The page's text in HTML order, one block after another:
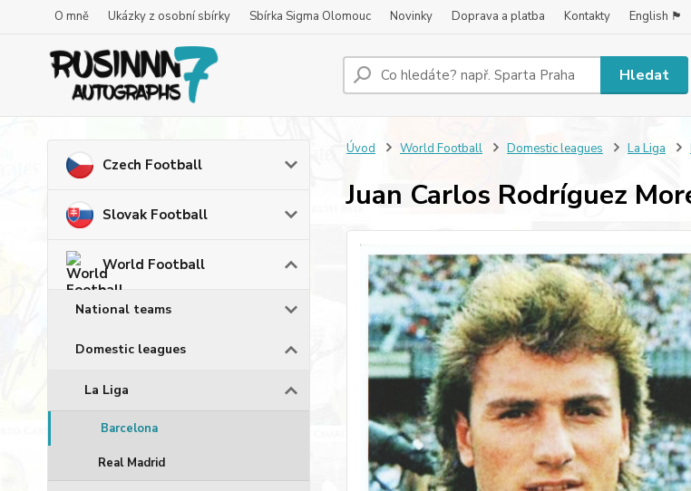
O mně Ukázky z osobní sbírky Sbírka Sigma Olomouc Novinky Doprava a platba Kontakty English 🏴󠁧󠁢󠁥󠁮󠁧󠁿
Hledat
Czech Football
Slovak Football
World Football
National teams
Domestic leagues
La Liga
Barcelona
Real Madrid
Úvod World Football Domestic leagues La Liga
Juan Carlos Rodríguez